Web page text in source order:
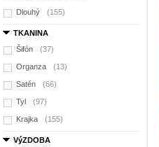
Dlouhý (155)
TKANINA
Šifón
(37)
Organza (13)
Satén (66)
Tyl (97)
Krajka (155)
VýZDOBA